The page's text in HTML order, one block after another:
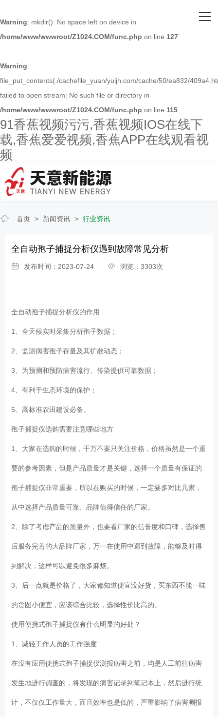
Warning: mkdir(): No space left on device in
/home/www/wwwroot/Z1024.COM/func.php on line 127
Warning:
file_put_contents(./cachefile_yuan/yuijh.com/cache/50/ea832/
failed to open stream: No such file or directory in
/home/www/wwwroot/Z1024.COM/func.php on line 115
91香蕉视频污污,香蕉视频IOS在线下
载,香蕉爱爱视频,香蕉APP在线观看视
频
关于91香蕉视频污污
主营产品
人才招聘
新闻资讯
联系91香蕉视频污污
首页 > 新闻资讯 > 行业资讯
全自动孢子捕捉分析仪遇到故障常见分析
发布时间：2023-07-24 浏览：3303次
全自动孢子捕捉分析仪的作用
1、全天候实时采集分析孢子数据；
2、监测病害孢子存量及其扩散动态；
3、为预测和预防病害流行、传染提供可靠数据；
4、有利于生态环境的保护；
5、高标准农田建设必备。
孢子捕捉仪选购需要注意哪些地方
1、大家在选购的时候，千万不要只关注价格，价格虽然是一个重
要的参考因素，但是产品质量才是关键，选择一个质量有保证的
孢子捕捉仪非常重要，所以在购买的时候，一定要多对比几家，
从中选择产品质量可靠、品牌值得信任的厂家。
2、除了考虑产品的质量外，也要看厂家的信誉度和口碑，选择售
后服务完善的大品牌厂家，万一在使用中遇到故障，能够及时得
到解决，这样可以避免很多麻烦。
3、后一点就是价格了，大家都知道便宜没好货，买东西不能一味
的贪图小便宜，应该综合比较，选择性价比高的。
使用便携式孢子捕捉仪有什么明显的好处？
1、减轻工作人员的工作强度
在没有应用便携式孢子捕捉仪测报病害之前，均是人工前往病害
发生地进行调查的，将发现的病害记录到笔记本上，然后进行统
计，不仅仅工作量大，而且效率也是低的，严重影响了病害测报